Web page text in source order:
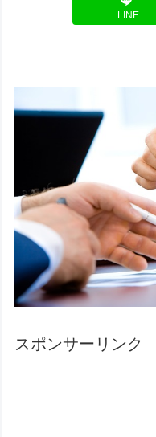
LINE
スポンサーリンク